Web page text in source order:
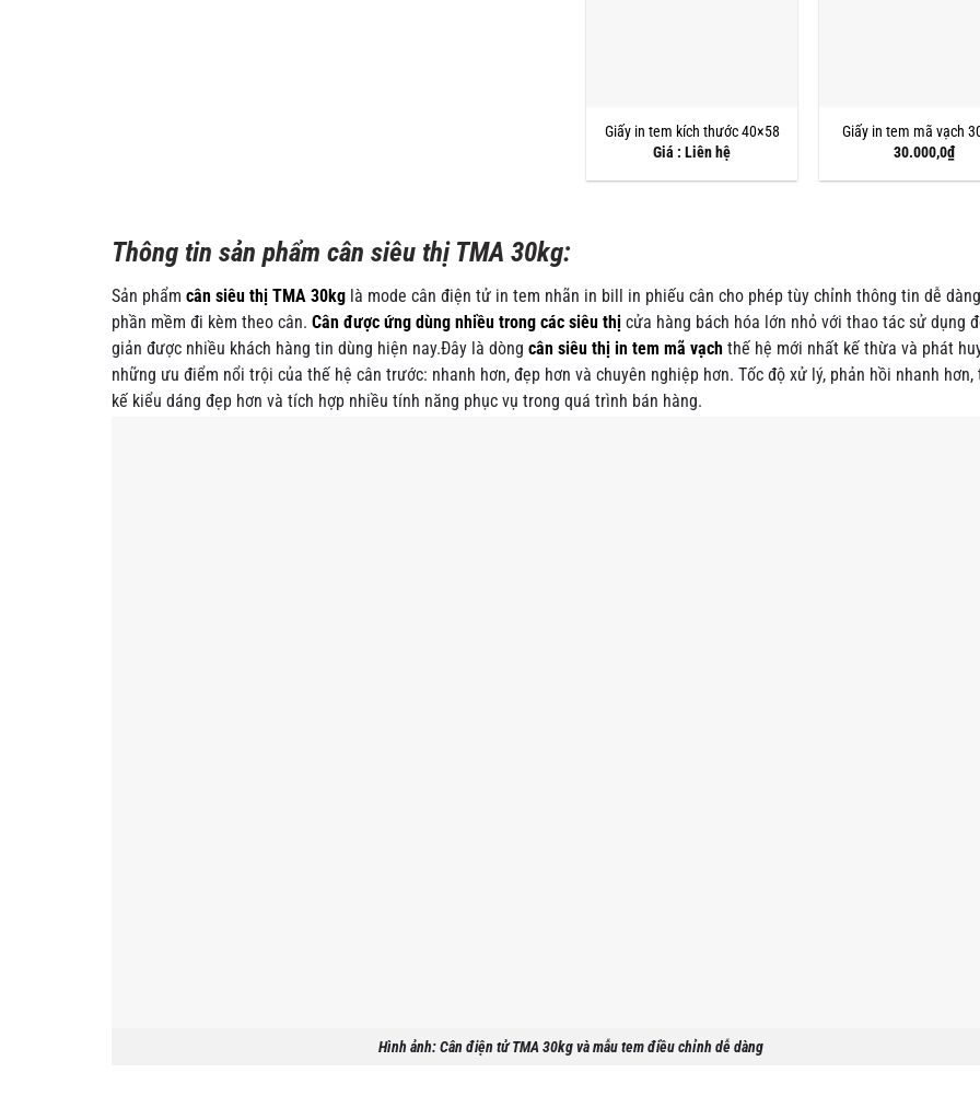
Giấy in tem kích thước 40×58
Giá : Liên hệ
Giấy in tem mã vạch
30.000,0₫
Thông tin sản phẩm cân siêu thị TMA 30kg:
Sản phẩm cân siêu thị TMA 30kg là mode cân điện tử in tem nhãn in bill in phiếu cân cho phép tùy chỉnh thông tin dễ
phần mềm đi kèm theo cân. Cân được ứng dùng nhiều trong các siêu thị cửa hàng bách hóa lớn nhỏ với thao tác sử dụng
giản được nhiều khách hàng tin dùng hiện nay.Đây là dòng cân siêu thị in tem mã vạch thế hệ mới nhất kế thừa và phát
những ưu điểm nổi trội của thế hệ cân trước: nhanh hơn, đẹp hơn và chuyên nghiệp hơn. Tốc độ xử lý, phản hồi nhanh hơn,
kế kiểu dáng đẹp hơn và tích hợp nhiều tính năng phục vụ trong quá trình bán hàng.
Hình ảnh: Cân điện tử TMA 30kg và mẫu tem điều chỉnh dễ dàng